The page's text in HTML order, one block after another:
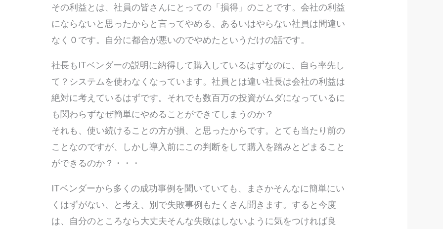
その利益とは、社員の皆さんにとっての「損得」のことです。会社の利益
にならないと思ったからと言ってやめる、あるいはやらない社員は間違い
なく０です。自分に都合が悪いのでやめたというだけの話です。
社長もITベンダーの説明に納得して購入しているはずなのに、自ら率先し
て？システムを使わなくなっています。社員とは違い社長は会社の利益は
絶対に考えているはずです。それでも数百万の投資がムダになっているに
も関わらずなぜ簡単にやめることができてしまうのか？
それも、使い続けることの方が損、と思ったからです。とても当たり前の
ことなのですが、しかし導入前にこの判断をして購入を踏みとどまること
ができるのか？・・・
ITベンダーから多くの成功事例を聞いていても、まさかそんなに簡単にい
くはずがない、と考え、別で失敗事例もたくさん聞きます。すると今度
は、自分のところなら大丈夫そんな失敗はしないように気をつければ良